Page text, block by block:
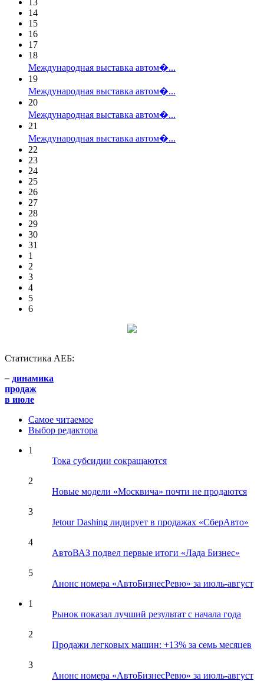
14
15
16
17
18
Международная выставка автом�...
19
Международная выставка автом�...
20
Международная выставка автом�...
21
Международная выставка автом�...
22
23
24
25
26
27
28
29
30
31
1
2
3
4
5
6
Статистика АЕБ:
– динамика
продаж
в июле
Самое читаемое
Выбор редактора
1
Тока субсидии сокращаются
2
Новые модели «Москвича» почти не продаются
3
Jetour Dashing лидирует в продажах «СберАвто»
4
АвтоВАЗ подвел первые итоги «Лада Бизнес»
5
Анонс номера «АвтоБизнесРевю» за июль-август
1
Рынок показал лучший результат с начала года
2
Продажи легковых машин: +13% за семь месяцев
3
Анонс номера «АвтоБизнесРевю» за июль-август